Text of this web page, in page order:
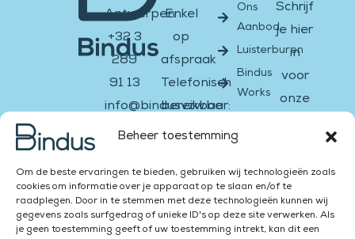
Beheer toestemming
Om de beste ervaringen te bieden, gebruiken wij technologieën zoals
cookies om informatie over je apparaat op te slaan en/of te
raadplegen. Door in te stemmen met deze technologieën kunnen wij
gegevens zoals surfgedrag of unieke ID's op deze site verwerken. Als
je geen toestemming geeft of uw toestemming intrekt, kan dit een
Antwerpen
+32 3
289
91 13
info@bindusvzw.be
BE0451.931.908
f
in
Enkel
op
afspraak
Telefonisch
bereikbaar:
Ma &
13:00
–
16:00
Ons
Aanbod
Luisterburen
Bindus
Works
Schrijf
je hier
in
voor
onze
Versturen